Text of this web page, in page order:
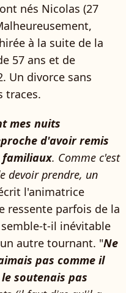
nés Nicolas (27
à la suite de la
57 ans et de
Un divorce sans
traces.
mes nuits
d'avoir remis
familiaux. Comme c'est
devoir prendre, un
l'animatrice
ressente parfois de la
t-il inévitable
autre tournant. "Ne
pas comme il
soutenais pas